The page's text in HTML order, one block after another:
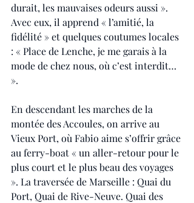
durait, les mauvaises odeurs aussi ».
Avec eux, il apprend « l’amitié, la
fidélité » et quelques coutumes locales
: « Place de Lenche, je me garais à la
mode de chez nous, où c’est interdit…
».
En descendant les marches de la
montée des Accoules, on arrive au
Vieux Port, où Fabio aime s’offrir grâce
au ferry-boat « un aller-retour pour le
plus court et le plus beau des voyages
». La traversée de Marseille : Quai du
Port, Quai de Rive-Neuve. Quai des